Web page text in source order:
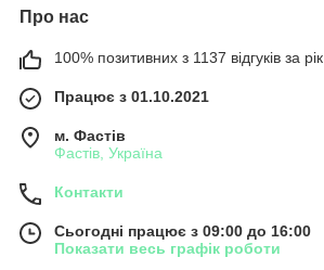
Про нас
100% позитивних з 1137 відгуків за рік
Працює з 01.10.2021
м. Фастів
Фастів, Україна
Контакти
Сьогодні працює з 09:00 до 16:00
Показати весь графік роботи